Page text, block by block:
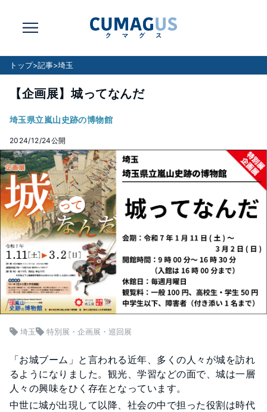
トップ>記事>埼玉
【企画展】城ってなんだ
埼玉県立嵐山史跡の博物館
2024/12/24公開
埼玉 特別展・企画展・巡回展
「お城ブーム」と言われる近年、多くの人々が城を訪れ
るようになりました。観光、学習などの面で、城は一層
人々の興味をひく存在となっています。
中世に城が出現して以降、社会の中で担った役割は時代